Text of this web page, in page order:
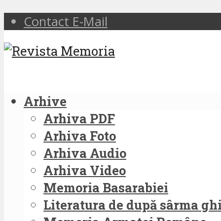
Contact E-Mail
Arhive
Arhiva PDF
Arhiva Foto
Arhiva Audio
Arhiva Video
Memoria Basarabiei
Literatura de după sârma